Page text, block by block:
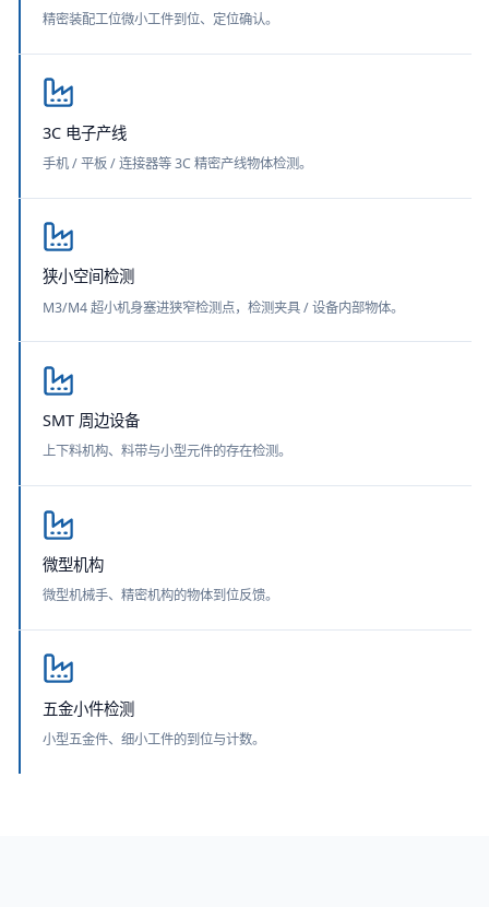
精密装配工位微小工件到位、定位确认。
3C 电子产线
手机 / 平板 / 连接器等 3C 精密产线物体检测。
狭小空间检测
M3/M4 超小机身塞进狭窄检测点，检测夹具 / 设备内部物体。
SMT 周边设备
上下料机构、料带与小型元件的存在检测。
微型机构
微型机械手、精密机构的物体到位反馈。
五金小件检测
小型五金件、细小工件的到位与计数。